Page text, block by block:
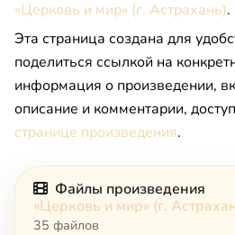
«Церковь и мир» (г. Астрахань).
Эта страница создана для
поделиться ссылкой на
информация о произведении,
описание и комментарии,
странице произведения.
Файлы произведения
«Церковь и мир» (г.
35 файлов